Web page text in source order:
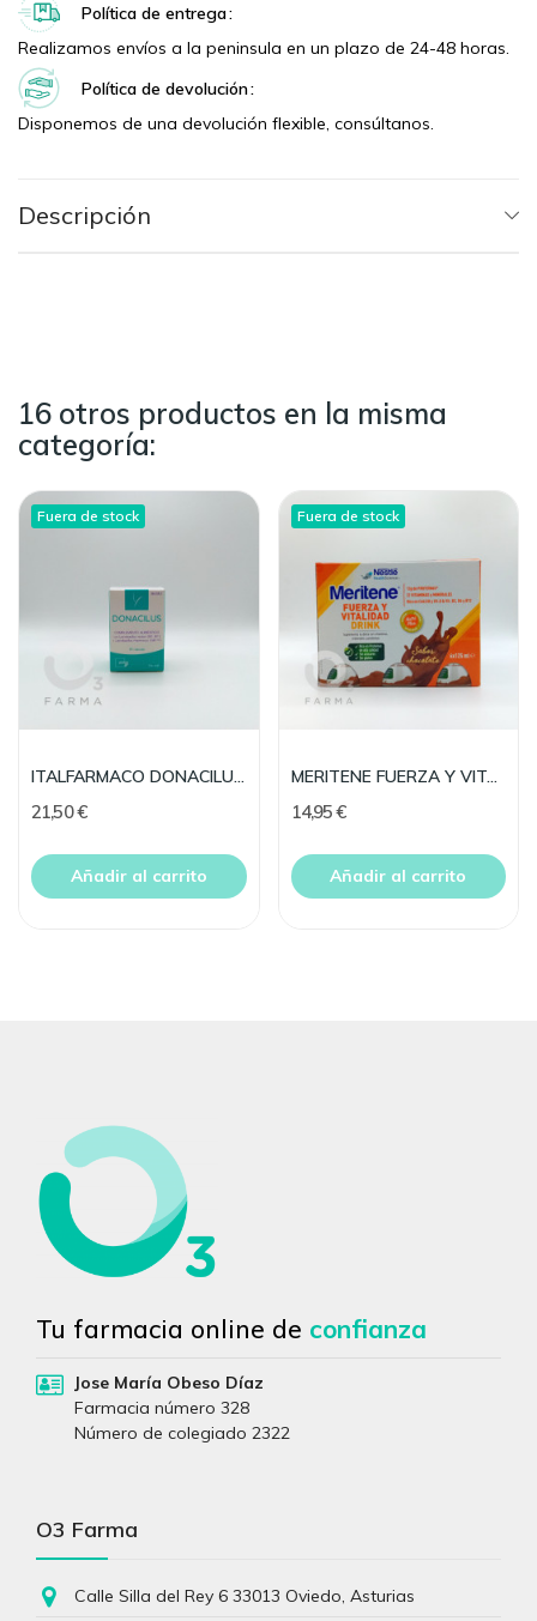
Política de entrega
Realizamos envíos a la peninsula en un plazo de 24-48 horas.
Política de devolución
Disponemos de una devolución flexible, consúltanos.
Descripción
16 otros productos en la misma
categoría:
Fuera de stock
ITALFARMACO DONACILUS 30 CAPS
21,50 €
Añadir al carrito
Fuera de stock
MERITENE FUERZA Y VITALIDAD DRINK 6 BOT CHOCOLAT
14,95 €
Añadir al carrito
Tu farmacia online de confianza
Jose María Obeso Díaz
Farmacia número 328
Número de colegiado 2322
O3 Farma
Calle Silla del Rey 6 33013 Oviedo, Asturias